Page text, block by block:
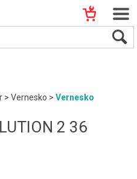
>Vernesko>Vernesko
2 36